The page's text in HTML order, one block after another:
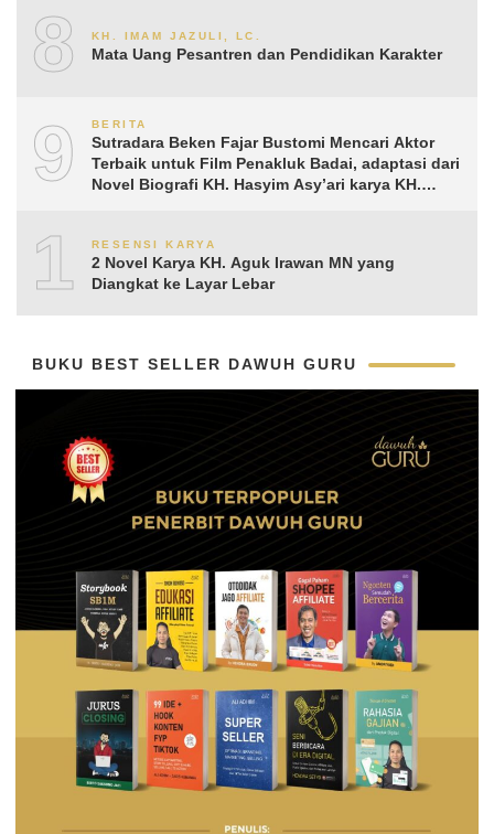
8 KH. IMAM JAZULI, LC.
Mata Uang Pesantren dan Pendidikan Karakter
9 BERITA
Sutradara Beken Fajar Bustomi Mencari Aktor
Terbaik untuk Film Penakluk Badai, adaptasi dari
Novel Biografi KH. Hasyim Asy’ari karya KH.
10RESENSI KARYA
2 Novel Karya KH. Aguk Irawan MN yang
Diangkat ke Layar Lebar
BUKU BEST SELLER DAWUH GURU